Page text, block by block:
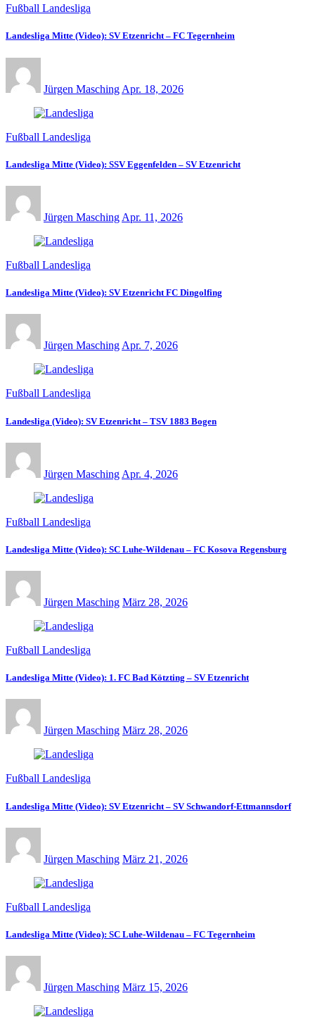
Fußball Landesliga
Landesliga Mitte (Video): SV Etzenricht – FC Tegernheim
Jürgen Masching Apr. 18, 2026
Fußball Landesliga
Landesliga Mitte (Video): SSV Eggenfelden – SV Etzenricht
Jürgen Masching Apr. 11, 2026
Fußball Landesliga
Landesliga Mitte (Video): SV Etzenricht FC Dingolfing
Jürgen Masching Apr. 7, 2026
Fußball Landesliga
Landesliga (Video): SV Etzenricht – TSV 1883 Bogen
Jürgen Masching Apr. 4, 2026
Fußball Landesliga
Landesliga Mitte (Video): SC Luhe-Wildenau – FC Kosova Regensburg
Jürgen Masching März 28, 2026
Fußball Landesliga
Landesliga Mitte (Video): 1. FC Bad Kötzting – SV Etzenricht
Jürgen Masching März 28, 2026
Fußball Landesliga
Landesliga Mitte (Video): SV Etzenricht – SV Schwandorf-Ettmannsdorf
Jürgen Masching März 21, 2026
Fußball Landesliga
Landesliga Mitte (Video): SC Luhe-Wildenau – FC Tegernheim
Jürgen Masching März 15, 2026